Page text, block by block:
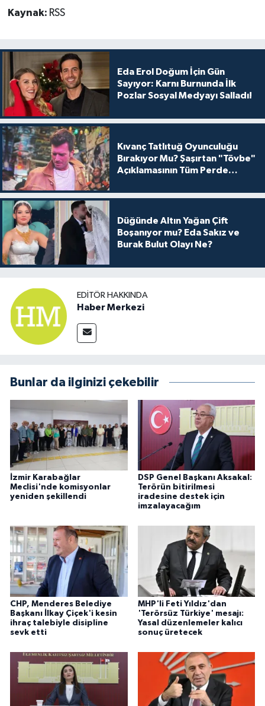
Kaynak: RSS
Eda Erol Doğum İçin Gün
Sayıyor: Karnı Burnunda İlk
Pozlar Sosyal Medyayı Salladı!
Kıvanç Tatlıtuğ Oyunculuğu
Bırakıyor Mu? Şaşırtan "Tövbe"
Açıklamasının Tüm Perde
Düğünde Altın Yağan Çift
Boşanıyor mu? Eda Sakız ve
Burak Bulut Olayı Ne?
EDITÖR HAKKINDA
Haber Merkezi
Bunlar da ilginizi çekebilir
İzmir Karabağlar
Meclisi'nde komisyonlar
yeniden şekillendi
DSP Genel Başkanı Aksakal:
Terörün bitirilmesi
iradesine destek için
imzalayacağım
CHP, Menderes Belediye
Başkanı İlkay Çiçek'i kesin
ihraç talebiyle disipline
sevk etti
MHP'li Feti Yıldız'dan
'Terörsüz Türkiye' mesajı:
Yasal düzenlemeler kalıcı
sonuç üretecek